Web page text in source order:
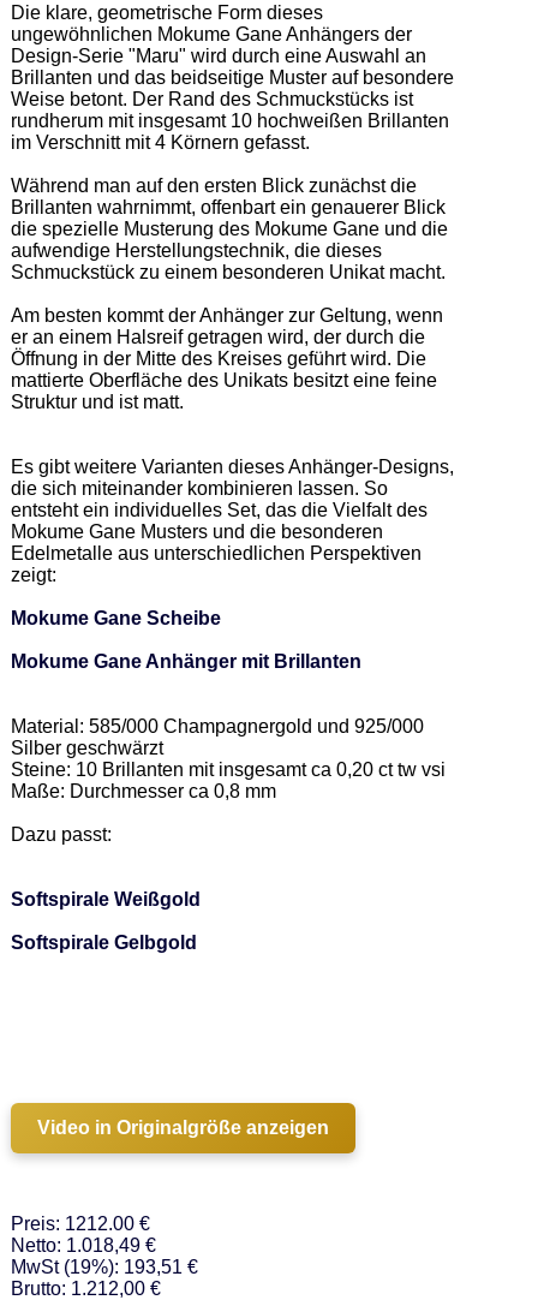
Die klare, geometrische Form dieses
ungewöhnlichen Mokume Gane Anhängers der
Design-Serie "Maru" wird durch eine Auswahl an
Brillanten und das beidseitige Muster auf besondere
Weise betont. Der Rand des Schmuckstücks ist
rundherum mit insgesamt 10 hochweißen Brillanten
im Verschnitt mit 4 Körnern gefasst.
Während man auf den ersten Blick zunächst die
Brillanten wahrnimmt, offenbart ein genauerer Blick
die spezielle Musterung des Mokume Gane und die
aufwendige Herstellungstechnik, die dieses
Schmuckstück zu einem besonderen Unikat macht.
Am besten kommt der Anhänger zur Geltung, wenn
er an einem Halsreif getragen wird, der durch die
Öffnung in der Mitte des Kreises geführt wird. Die
mattierte Oberfläche des Unikats besitzt eine feine
Struktur und ist matt.
Es gibt weitere Varianten dieses Anhänger-Designs,
die sich miteinander kombinieren lassen. So
entsteht ein individuelles Set, das die Vielfalt des
Mokume Gane Musters und die besonderen
Edelmetalle aus unterschiedlichen Perspektiven
zeigt:
Mokume Gane Scheibe
Mokume Gane Anhänger mit Brillanten
Material: 585/000 Champagnergold und 925/000
Silber geschwärzt
Steine: 10 Brillanten mit insgesamt ca 0,20 ct tw vsi
Maße: Durchmesser ca 0,8 mm
Dazu passt:
Softspirale Weißgold
Softspirale Gelbgold
Video in Originalgröße anzeigen
Preis: 1212.00 €
Netto: 1.018,49 €
MwSt (19%): 193,51 €
Brutto: 1.212,00 €